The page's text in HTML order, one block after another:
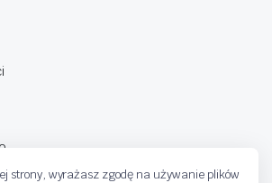
strony, wyrażasz zgodę na używanie plików